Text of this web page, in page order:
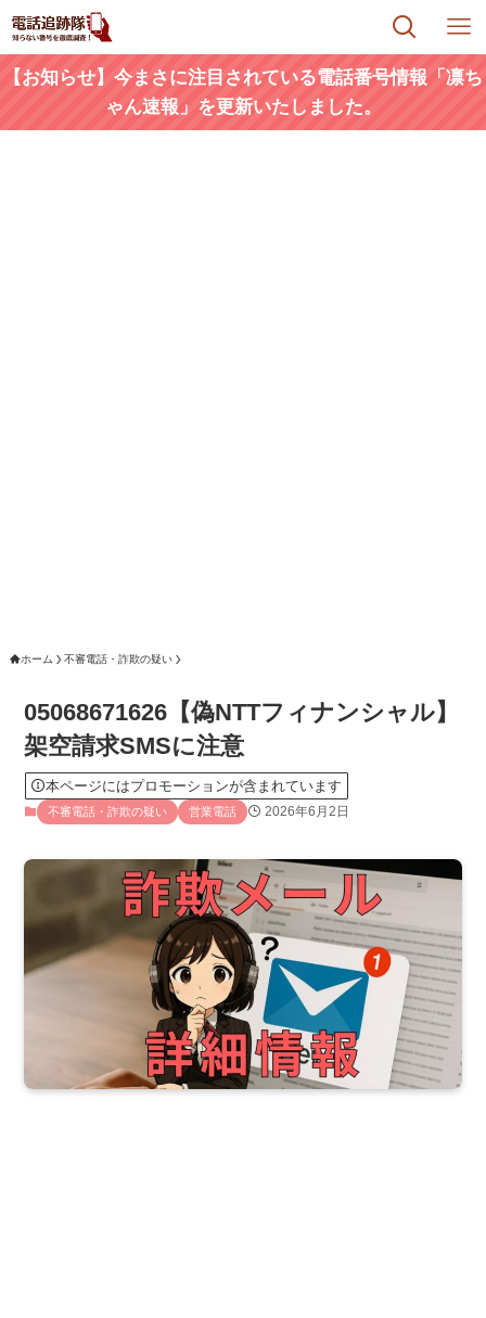
【お知らせ】今まさに注目されている電話番号情報「凛ち
ゃん速報」を更新いたしました。
ホーム 不審電話・詐欺の疑い
05068671626【偽NTTフィナンシャル】
架空請求SMSに注意
本ページにはプロモーションが含まれています
不審電話・詐欺の疑い 営業電話 2026年6月2日